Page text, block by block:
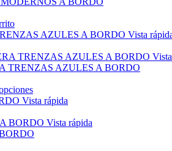
Vista
TRENZAS AZULES A BORDO
Vista rápida
Vista rápida